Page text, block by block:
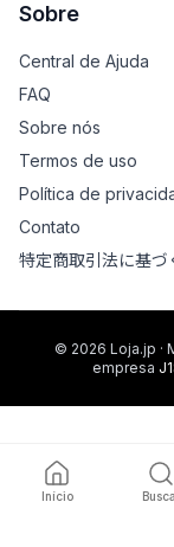
Sobre
Central de Ajuda
FAQ
Sobre nós
Termos de uso
Política de
Contato
特定商取引法に基づ
© 2026 Loja.jp ·
empresa
Início